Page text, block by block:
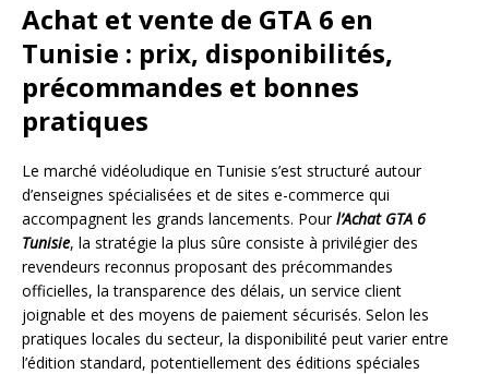
Achat et vente de GTA 6 en
Tunisie : prix, disponibilités,
précommandes et bonnes
pratiques
Le marché vidéoludique en Tunisie s’est structuré autour
d’enseignes spécialisées et de sites e-commerce qui
accompagnent les grands lancements. Pourl’Achat GTA 6
Tunisie, la stratégie la plus sûre consiste à privilégier des
revendeurs reconnus proposant des précommandes
officielles, la transparence des délais, un service client
joignable et des moyens de paiement sécurisés. Selon les
pratiques locales du secteur, la disponibilité peut varier entre
l’édition standard, potentiellement des éditions spéciales